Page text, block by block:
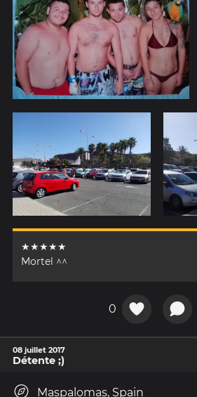
★★★★★
Mortel ^^
0
08 juillet 2017
Détente ;)
Maspalomas, Spain